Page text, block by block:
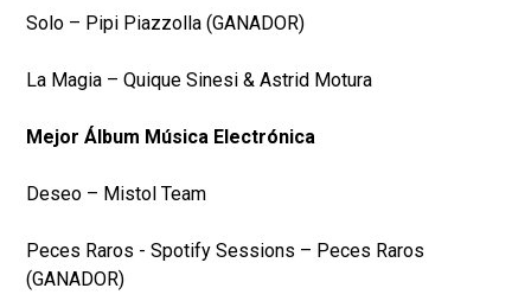
Solo – Pipi Piazzolla (GANADOR)
La Magia – Quique Sinesi & Astrid Motura
Mejor Álbum Música Electrónica
Deseo – Mistol Team
Peces Raros - Spotify Sessions – Peces Raros
(GANADOR)